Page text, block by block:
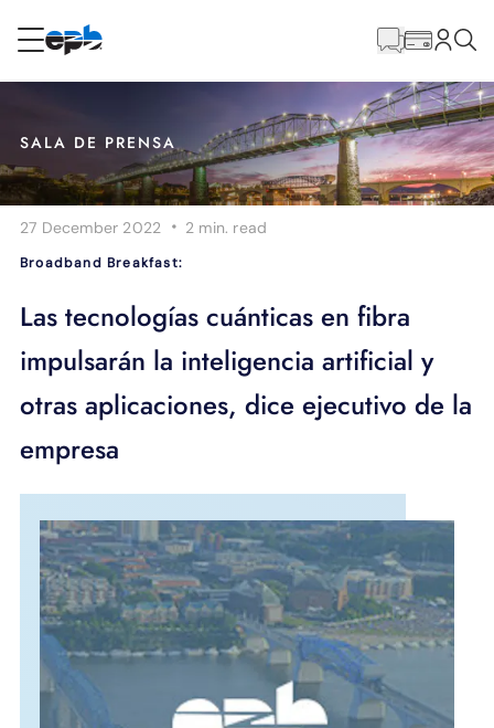
Internet
Energía
Televisión
Teléfono
BLOG
IDIOMA
principal
SALA DE PRENSA
27 December 2022 · 2 min. read
Broadband Breakfast:
Las tecnologías cuánticas en fibra
impulsarán la inteligencia artificial y
otras aplicaciones, dice ejecutivo de la
empresa